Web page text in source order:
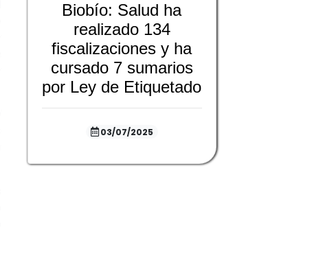
Biobío: Salud ha
realizado 134
fiscalizaciones y ha
cursado 7 sumarios
por Ley de Etiquetado
03/07/2025